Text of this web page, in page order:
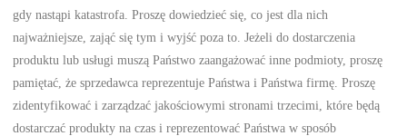
gdy nastąpi katastrofa. Proszę dowiedzieć się, co jest dla nich
najważniejsze, zająć się tym i wyjść poza to. Jeżeli do dostarczenia
produktu lub usługi muszą Państwo zaangażować inne podmioty, proszę
pamiętać, że sprzedawca reprezentuje Państwa i Państwa firmę. Proszę
zidentyfikować i zarządzać jakościowymi stronami trzecimi, które będą
dostarczać produkty na czas i reprezentować Państwa w sposób